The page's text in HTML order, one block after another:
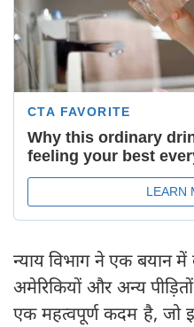
न्याय विभाग ने एक बयान में
अमेरिकियों और अन्य
एक महत्वपूर्ण कदम है, जो